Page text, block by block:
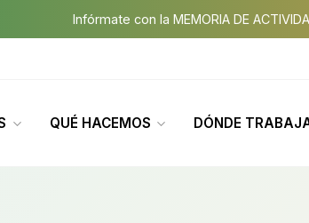
Infórmate con la MEMORIA DE
QUÉ HACEMOS DÓNDE